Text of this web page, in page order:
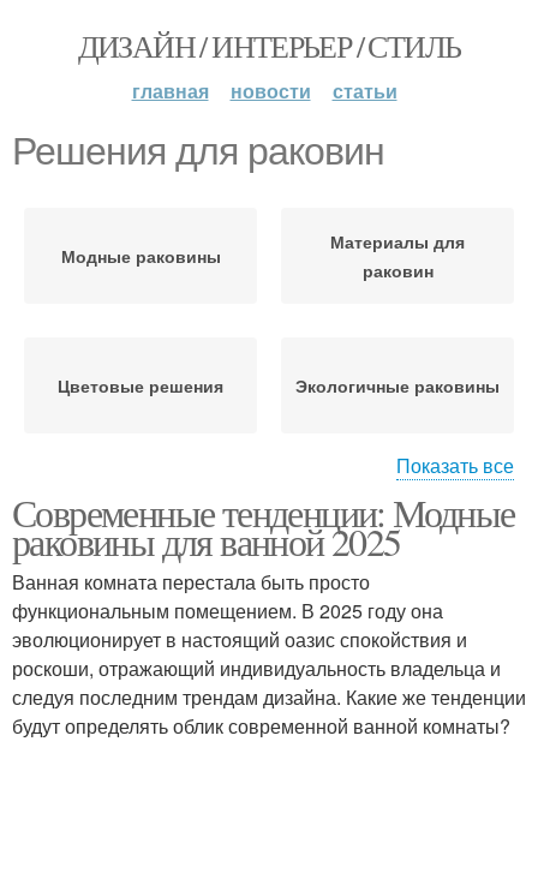
ДИЗАЙН / ИНТЕРЬЕР / СТИЛЬ
главная новости статьи
Решения для раковин
Модные раковины
Материалы для
раковин
Цветовые решения Экологичные раковины
комнату
Овальная раковина
Круглая раковина Полукруглая раковина
Показать все
Современные тенденции: Модные
раковины для ванной 2025
Ванная комната перестала быть просто
функциональным помещением. В 2025 году она
эволюционирует в настоящий оазис спокойствия и
роскоши, отражающий индивидуальность владельца и
следуя последним трендам дизайна. Какие же тенденции
будут определять облик современной ванной комнаты?